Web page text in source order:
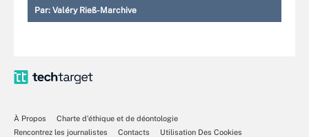
Par: Valéry Rieß-Marchive
À Propos
Charte d’éthique et de déontologie
Rencontrez les journalistes
Contacts
Utilisation Des Cookies